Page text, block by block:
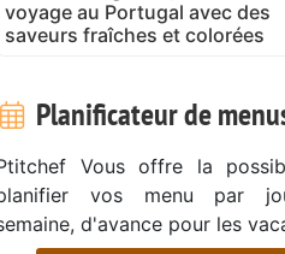
voyage au Portugal avec des
saveurs fraîches et colorées
Planificateur de
Vous offre la
vos menu par
d'avance pour les